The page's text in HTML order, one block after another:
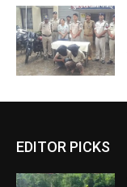
EDITOR PICKS